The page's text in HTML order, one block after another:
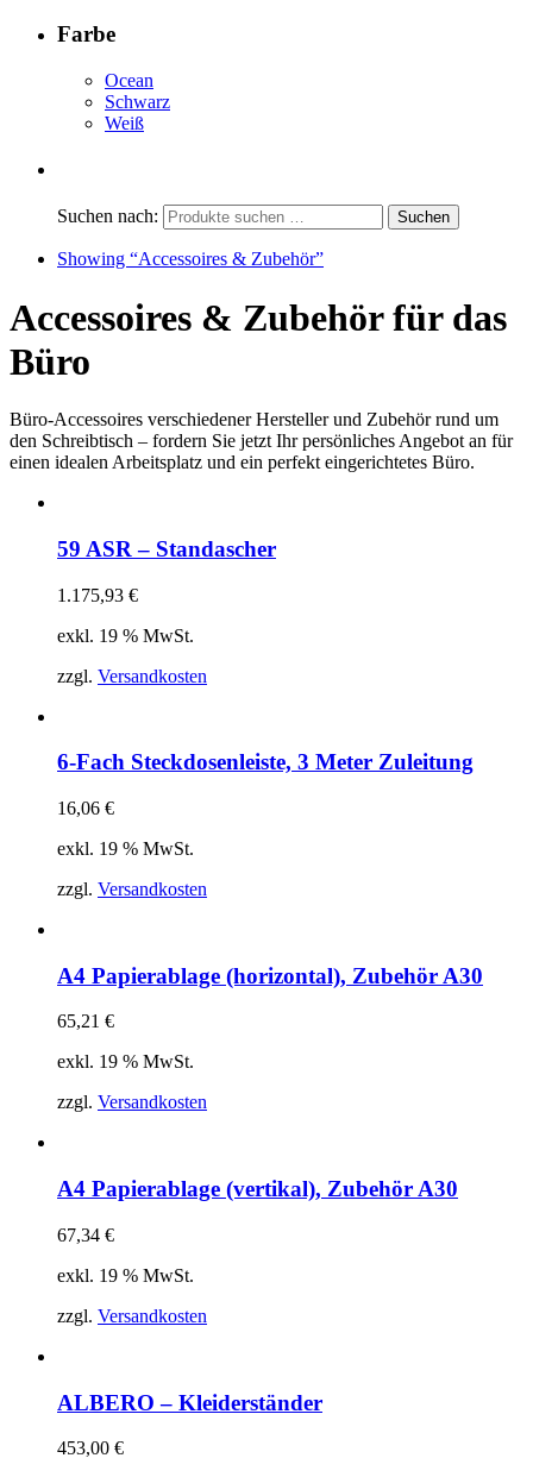
Farbe
Ocean
Schwarz
Weiß
Suchen nach:
Showing “Accessoires & Zubehör”
Accessoires & Zubehör für das
Büro
Büro-Accessoires verschiedener Hersteller und Zubehör rund um
den Schreibtisch – fordern Sie jetzt Ihr persönliches Angebot an für
einen idealen Arbeitsplatz und ein perfekt eingerichtetes Büro.
59 ASR – Standascher
1.175,93 €
exkl. 19 % MwSt.
zzgl. Versandkosten
6-Fach Steckdosenleiste, 3 Meter Zuleitung
16,06 €
exkl. 19 % MwSt.
zzgl. Versandkosten
A4 Papierablage (horizontal), Zubehör A30
65,21 €
exkl. 19 % MwSt.
zzgl. Versandkosten
A4 Papierablage (vertikal), Zubehör A30
67,34 €
exkl. 19 % MwSt.
zzgl. Versandkosten
ALBERO – Kleiderständer
453,00 €